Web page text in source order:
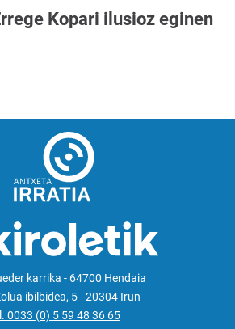
Kopari ilusioz eginen
karrika - 64700 Hendaia
ibilbidea, 5 - 20304 Irun
0033 (0) 5 59 48 36 65